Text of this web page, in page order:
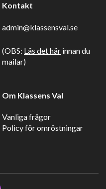
Kontakt
admin@klassensval.se
(OBS: Läs det här innan du
mailar)
Om Klassens Val
Vanliga frågor
Policy för omröstningar